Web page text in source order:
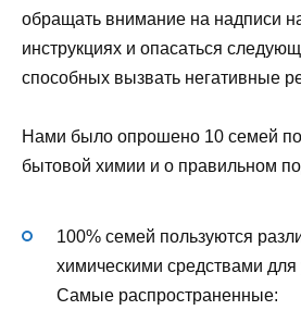
обращать внимание на надписи на
инструкциях и опасаться
способных вызвать негативные
Нами было опрошено 10 семей
бытовой химии и о правильном
100% семей пользуются
химическими средствами для
Самые распространенные: